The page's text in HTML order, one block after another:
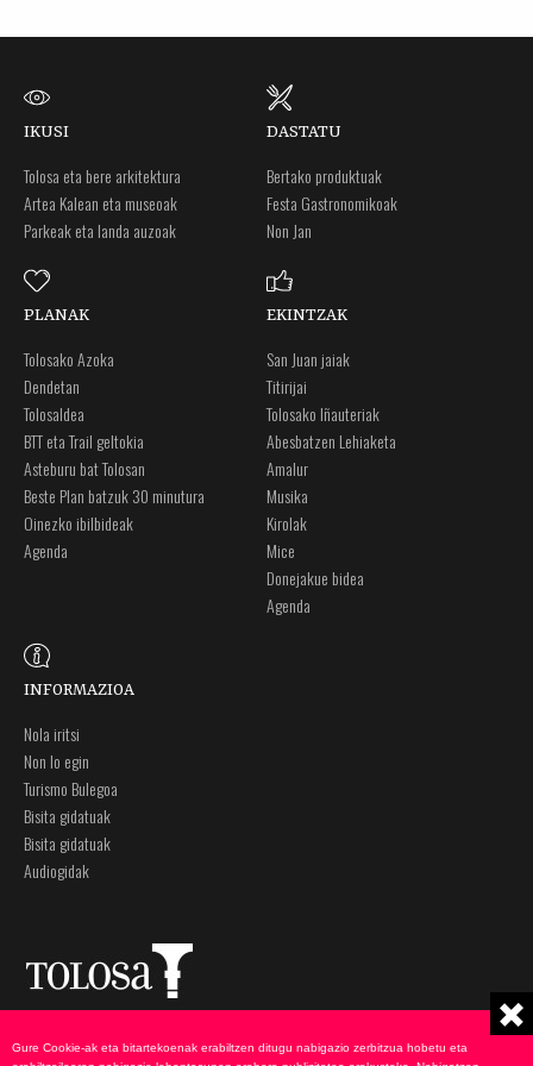
IKUSI
Tolosa eta bere arkitektura
Artea Kalean eta museoak
Parkeak eta landa auzoak
DASTATU
Bertako produktuak
Festa Gastronomikoak
Non Jan
PLANAK
Tolosako Azoka
Dendetan
Tolosaldea
BTT eta Trail geltokia
Asteburu bat Tolosan
Beste Plan batzuk 30 minutura
Oinezko ibilbideak
Agenda
EKINTZAK
San Juan jaiak
Titirijai
Tolosako Iñauteriak
Abesbatzen Lehiaketa
Amalur
Musika
Kirolak
Mice
Donejakue bidea
Agenda
INFORMAZIOA
Nola iritsi
Non lo egin
Turismo Bulegoa
Bisita gidatuak
Bisita gidatuak
Audiogidak
Gure Cookie-ak eta bitartekoenak erabiltzen ditugu nabigazio zerbitzua hobetu eta